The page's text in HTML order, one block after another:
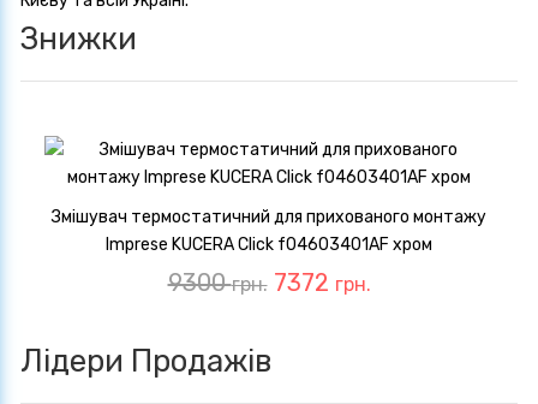
Знижки
Змішувач термостатичний для прихованого монтажу
Imprese KUCERA Click f04603401AF хром
9300грн. 7372 грн.
Лідери Продажів